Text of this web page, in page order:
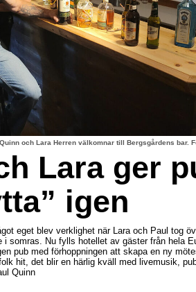
och Lara Herren välkomnar till Bergsgårdens bar.
Lara ger
igen
eget blev verklighet när Lara och Paul tog
i somras. Nu fylls hotellet av gäster från hela
pub med förhoppningen att skapa en ny
hit, det blir en härlig kväll med livemusik,
Quinn